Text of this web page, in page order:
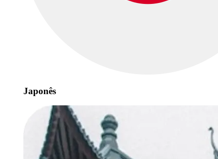
Japonês